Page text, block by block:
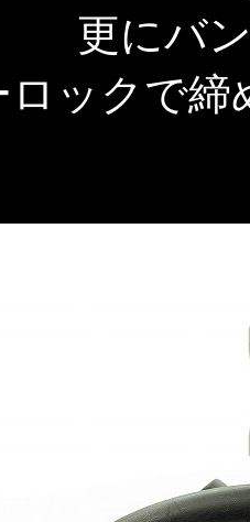
更にバ
ロックで